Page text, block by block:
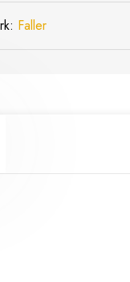
Faller